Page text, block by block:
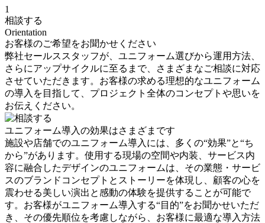
1
相談する
Orientation
お客様のご希望をお聞かせください
弊社セールススタッフが、ユニフォーム選びから運用方法、
さらにアップサイクルに至るまで、さまざまなご相談に対応
させていただきます。お客様の求める理想的なユニフォーム
の導入を目指して、プロジェクト全体のコンセプトや思いを
お伝えください。
ユニフォーム導入の効果はさまざまです
施設や店舗でのユニフォーム導入には、多くの“効果”と“ち
から”があります。使用する現場の空間や内装、サービス内
容に融合したデザインのユニフォームは、その業態・サービ
スのブランドコンセプトとストーリーを体現し、顧客の心を
震わせる美しい演出と感動の体験を提供することが可能で
す。お客様がユニフォーム導入する“目的”をお聞かせいただ
き、その優先順位を考慮しながら、お客様に最適な導入方法